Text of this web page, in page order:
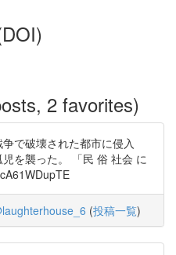
2 favorites)
で破壊された都市に侵入
を襲った。 「民 俗 社会 に
(投稿一覧)